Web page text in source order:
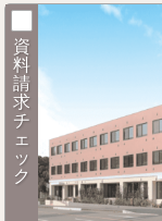
資
料
請
求
チ
ェ
ッ
ク